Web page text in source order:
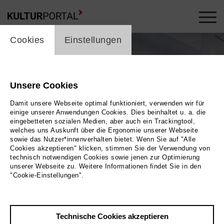
cookie_layer
Cookies Einstellungen
Unsere Cookies
Damit unsere Webseite optimal funktioniert, verwenden wir für
einige unserer Anwendungen Cookies. Dies beinhaltet u. a. die
eingebetteten sozialen Medien, aber auch ein Trackingtool,
welches uns Auskunft über die Ergonomie unserer Webseite
sowie das Nutzer*innenverhalten bietet. Wenn Sie auf "Alle
Cookies akzeptieren" klicken, stimmen Sie der Verwendung von
technisch notwendigen Cookies sowie jenen zur Optimierung
unserer Webseite zu. Weitere Informationen findet Sie in den
"Cookie-Einstellungen".
Technische Cookies akzeptieren